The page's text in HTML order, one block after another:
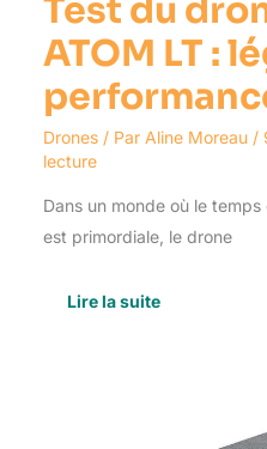
Test du
ATOM LT :
Drones/ Par Aline Moreau /
lecture
Dans un monde où le
est primordiale, le drone
Lire la suite